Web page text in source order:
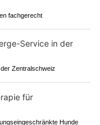
fachgerecht
Zentralschweiz
Hunde